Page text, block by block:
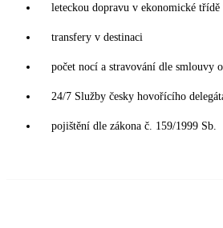
leteckou dopravu v ekonomické třídě
transfery v destinaci
počet nocí a stravování dle smlouvy
24/7 Služby česky hovořícího
pojištění dle zákona č. 159/1999 Sb.